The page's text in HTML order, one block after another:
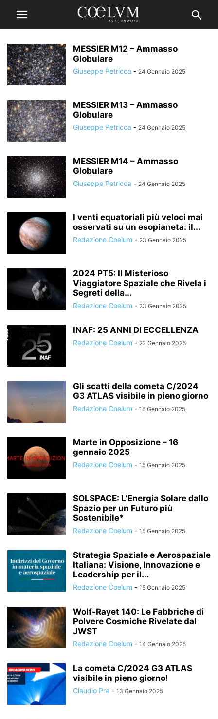
MESSIER M12 – Ammasso
Globulare
Giuseppe Petricca - 24 Gennaio 2025
MESSIER M13 – Ammasso
Globulare
Giuseppe Petricca - 24 Gennaio 2025
MESSIER M14 – Ammasso
Globulare
Giuseppe Petricca - 24 Gennaio 2025
I venti equatoriali più veloci mai
osservati su un esopianeta: il...
Redazione Coelum - 23 Gennaio 2025
2024 PT5: Il Misterioso
Viaggiatore Spaziale che Rivela i
Segreti della...
Redazione Coelum - 23 Gennaio 2025
INAF: 25 ANNI DI ECCELLENZA
Redazione Coelum - 22 Gennaio 2025
Gli scatti della cometa C/2024
G3 ATLAS visibile in pieno giorno
Redazione Coelum - 16 Gennaio 2025
Marte in Opposizione – 16
gennaio 2025
Redazione Coelum - 15 Gennaio 2025
SOLSPACE: L’Energia Solare dallo
Spazio per un Futuro più
Sostenibile*
Redazione Coelum - 15 Gennaio 2025
Strategia Spaziale e Aerospaziale
Italiana: Visione, Innovazione e
Leadership per il...
Redazione Coelum - 15 Gennaio 2025
Wolf-Rayet 140: Le Fabbriche di
Polvere Cosmiche Rivelate dal
JWST
Redazione Coelum - 14 Gennaio 2025
La cometa C/2024 G3 ATLAS
visibile in pieno giorno!
Claudio Pra - 13 Gennaio 2025